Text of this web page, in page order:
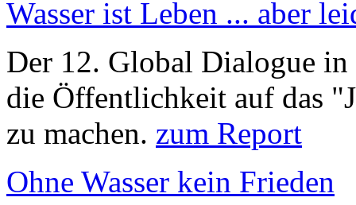
Wasser ist Leben ... aber
Der 12. Global Dialogue in
die Öffentlichkeit auf das
zu machen. zum Report
Ohne Wasser kein Frieden